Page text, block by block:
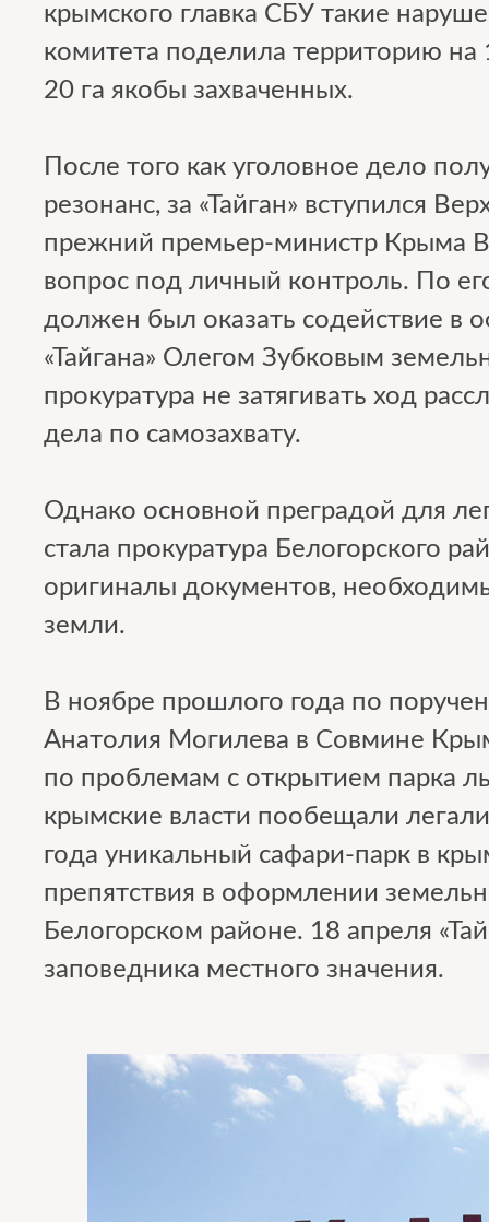
крымского главка СБУ такие
комитета поделила территорию на
20 га якобы захваченных.
После того как уголовное дело
резонанс, за «Тайган» вступился
прежний премьер-министр Крыма
вопрос под личный контроль. По
должен был оказать содействие в
«Тайгана» Олегом Зубковым
прокуратура не затягивать ход
дела по самозахвату.
Однако основной преградой для
стала прокуратура Белогорского
оригиналы документов,
земли.
В ноябре прошлого года по
Анатолия Могилева в Совмине
по проблемам с открытием парка
крымские власти пообещали
года уникальный сафари-парк в
препятствия в оформлении
Белогорском районе. 18 апреля
заповедника местного значения.